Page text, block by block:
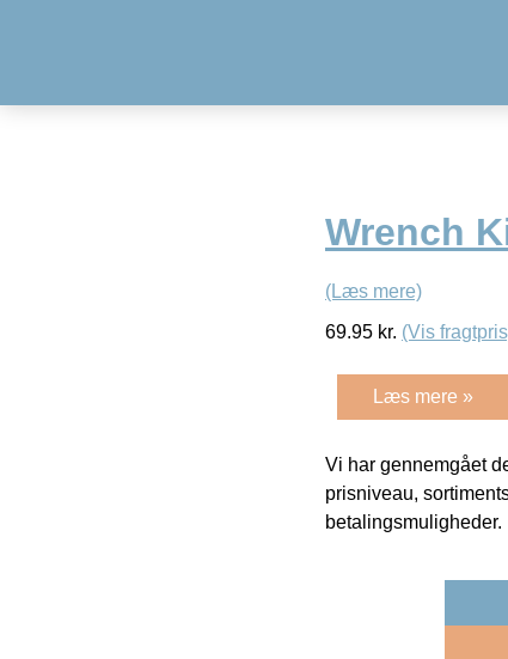
Wrench
(Læs mere)
69.95 kr. (Vis
Læs mere »
Vi har gennemgået
prisniveau,
betalingsmuligheder.